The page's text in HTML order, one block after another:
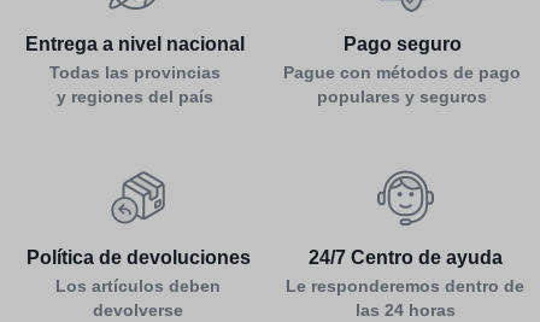
Entrega a nivel nacional
Todas las provincias
y regiones del país
Pago seguro
Pague con métodos de pago
populares y seguros
Política de devoluciones
Los artículos deben
devolverse
24/7 Centro de ayuda
Le responderemos dentro de
las 24 horas